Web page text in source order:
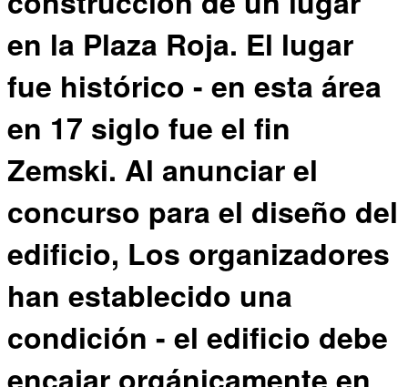
en la Plaza Roja. El lugar
fue histórico - en esta área
en 17 siglo fue el fin
Zemski. Al anunciar el
concurso para el diseño del
edificio, Los organizadores
han establecido una
condición - el edificio debe